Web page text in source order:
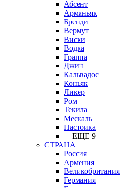
Абсент
Арманьяк
Бренди
Вермут
Виски
Водка
Граппа
Джин
Кальвадос
Коньяк
Ликер
Ром
Текила
Мескаль
Настойка
+ ЕЩЕ 9
СТРАНА
Россия
Армения
Великобритания
Германия